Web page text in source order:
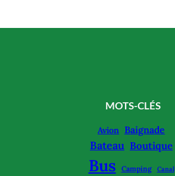
MOTS-CLÉS
Avion Baignade
Bateau Boutique
Bus Camping Canal